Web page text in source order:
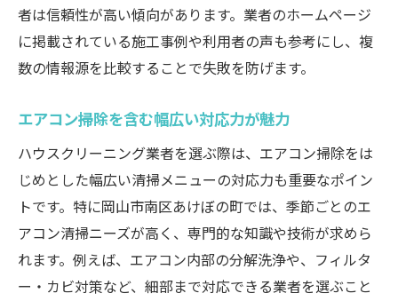
者は信頼性が高い傾向があります。業者のホームページ
に掲載されている施工事例や利用者の声も参考にし、複
数の情報源を比較することで失敗を防げます。
エアコン掃除を含む幅広い対応力が魅力
ハウスクリーニング業者を選ぶ際は、エアコン掃除をは
じめとした幅広い清掃メニューの対応力も重要なポイン
トです。特に岡山市南区あけぼの町では、季節ごとのエ
アコン清掃ニーズが高く、専門的な知識や技術が求めら
れます。例えば、エアコン内部の分解洗浄や、フィルタ
ー・カビ対策など、細部まで対応できる業者を選ぶこと